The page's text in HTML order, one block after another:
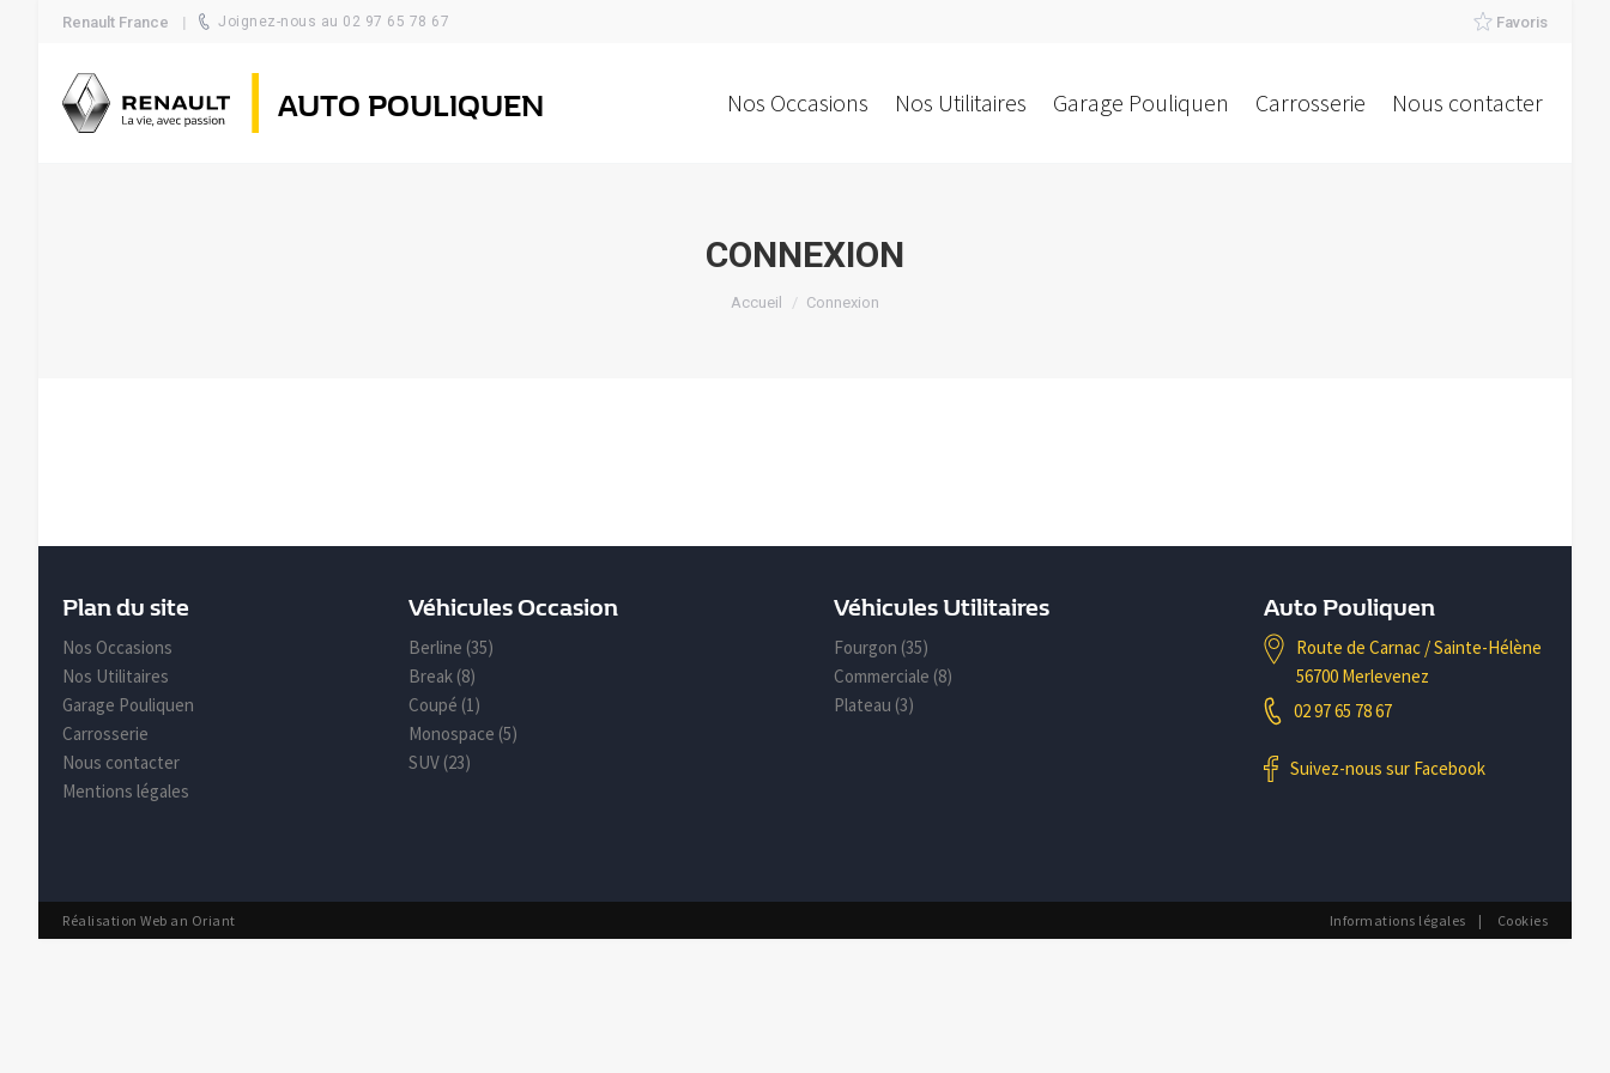
Renault France Joignez-nous au 02 97 65 78 67 Favoris
AUTO POULIQUEN Nos Occasions Nos Utilitaires Garage Pouliquen Carrosserie Nous contacter
CONNEXION
Vous êtes ici :
Accueil Connexion
Plan du site
Nos Occasions
Nos Utilitaires
Garage Pouliquen
Carrosserie
Nous contacter
Mentions légales
Véhicules Occasion
Berline (35)
Break (8)
Coupé (1)
Monospace (5)
SUV (23)
Véhicules Utilitaires
Fourgon (35)
Commerciale (8)
Plateau (3)
Auto Pouliquen
Route de Carnac / Sainte-Hélène
56700 Merlevenez
02 97 65 78 67
Suivez-nous sur Facebook
Réalisation Web an Oriant Informations légales Cookies